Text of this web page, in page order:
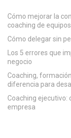
Cómo mejorar la
coaching de equipos
Cómo delegar sin
Los 5 errores que
negocio
Coaching,
diferencia para
Coaching ejecutivo:
empresa